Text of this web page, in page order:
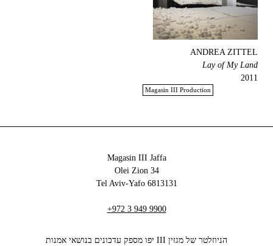
ANDREA ZITTEL
Lay of My Land
2011
Magasin III Production
Magasin III Jaffa
34 Olei Zion
6813131 Tel Aviv-Yafo
+972 3 949 9900
הניוזלטר של מגזין III יפו מספק עדכונים בנושאי אמנות